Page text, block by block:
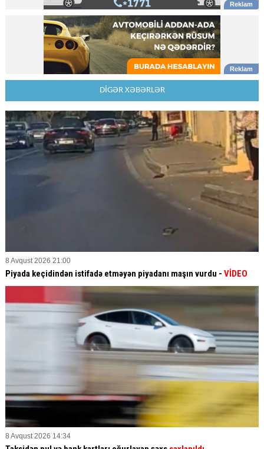
DİGƏR XƏBƏRLƏR
8 Avqust 2026 21:00
Piyada keçidindən istifadə etməyən piyadanı maşın vurdu - VİDEO
8 Avqust 2026 14:34